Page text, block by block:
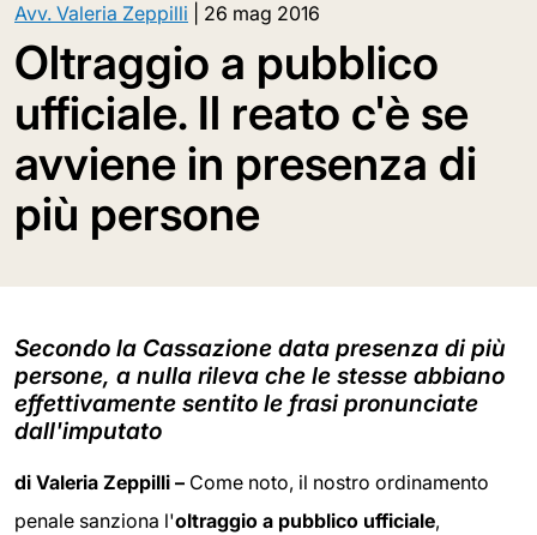
Avv. Valeria Zeppilli 26 mag 2016
Oltraggio a pubblico
ufficiale. Il reato c'è se
avviene in presenza di
più persone
Secondo la Cassazione data presenza di più
persone, a nulla rileva che le stesse abbiano
effettivamente sentito le frasi pronunciate
dall'imputato
di Valeria Zeppilli – Come noto, il nostro ordinamento
penale sanziona l'oltraggio a pubblico ufficiale,